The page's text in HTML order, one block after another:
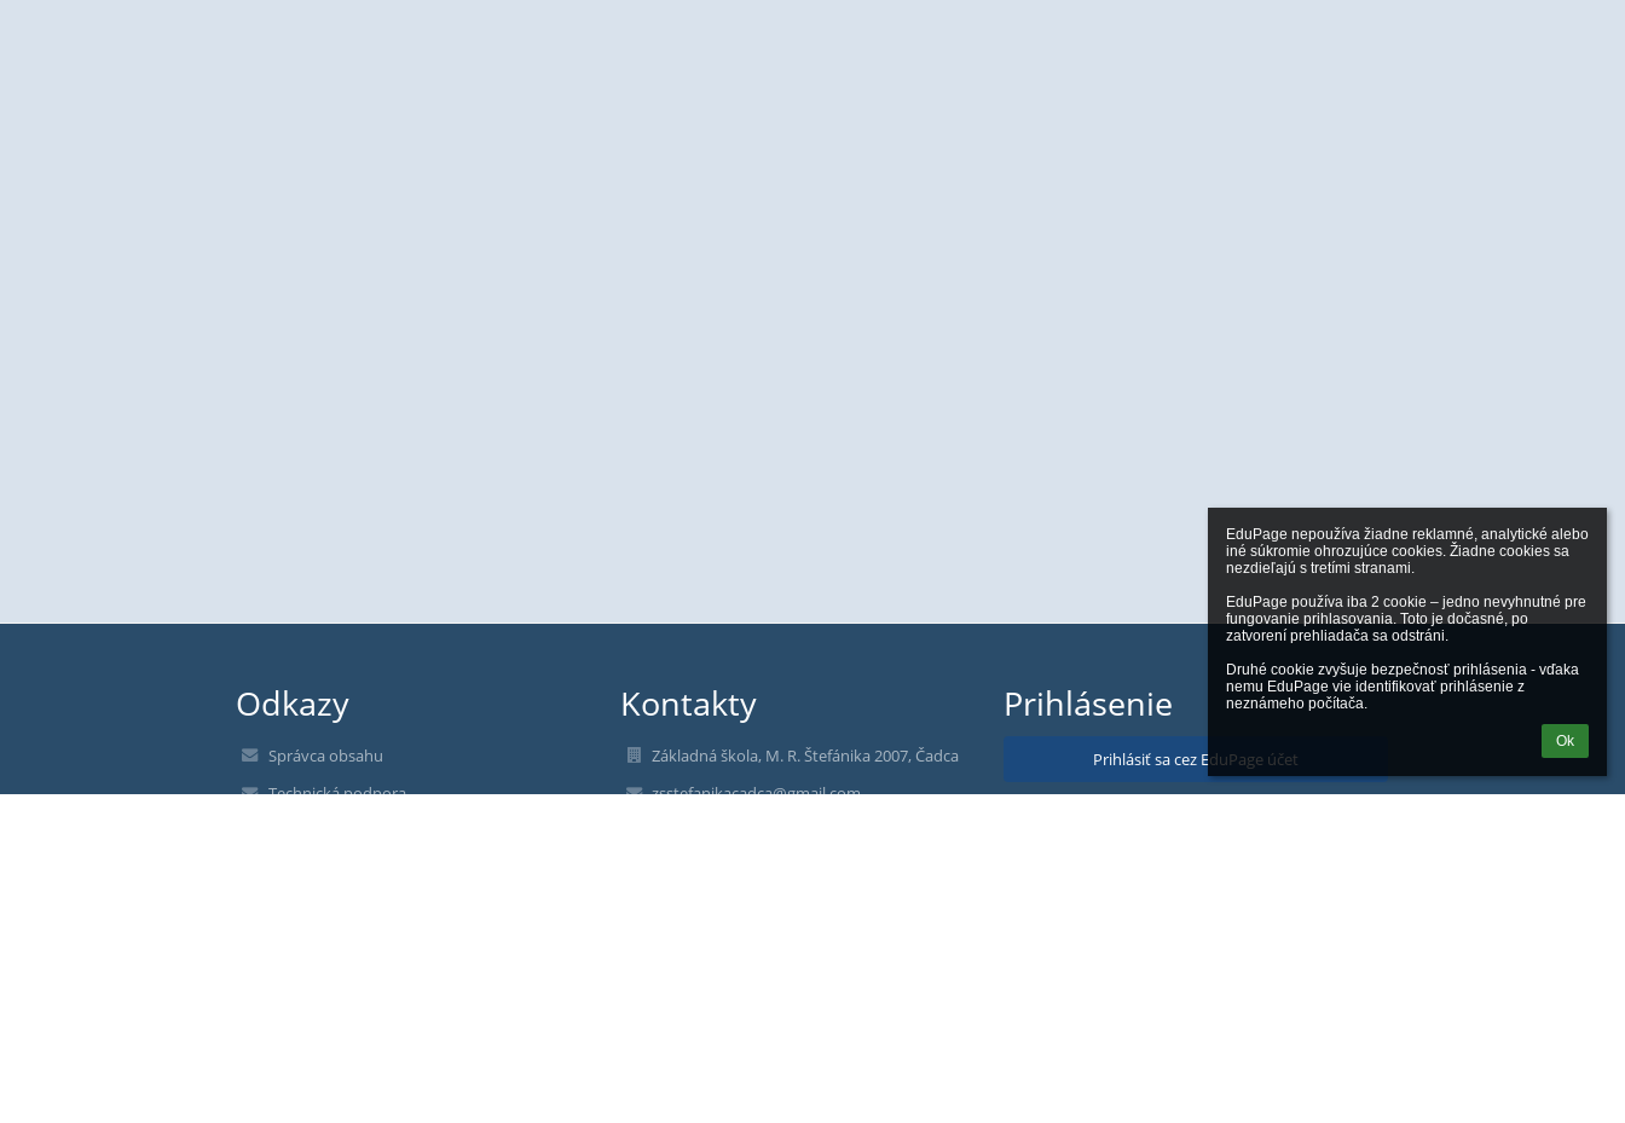
EduPage nepoužíva žiadne reklamné, analytické alebo
iné súkromie ohrozujúce cookies. Žiadne cookies sa
nezdieľajú s tretími stranami.
EduPage používa iba 2 cookie – jedno nevyhnutné pre
fungovanie prihlasovania. Toto je dočasné, po
zatvorení prehliadača sa odstráni.
Druhé cookie zvyšuje bezpečnosť prihlásenia - vďaka
nemu EduPage vie identifikovať prihlásenie z
neznámeho počítača.
Ok
Odkazy
Správca obsahu
Technická podpora
Kontakty
Základná škola, M. R. Štefánika 2007, Čadca
zsstefanikacadca@gmail.com
Prihlásenie
Prihlásiť sa cez EduPage účet